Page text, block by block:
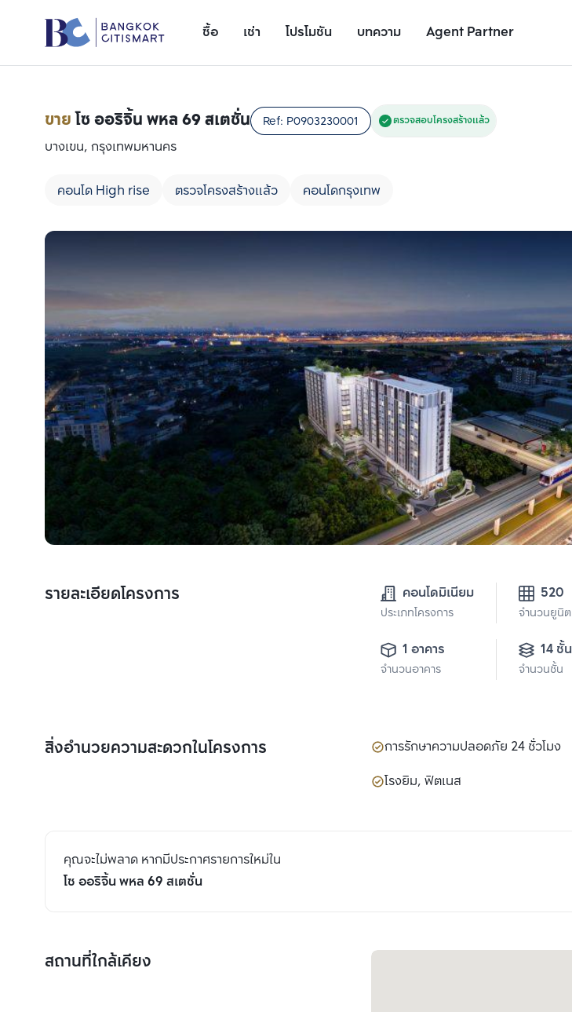
ซื้อ เช่า โปรโมชัน บทความ Agent Partner
รายละเอียดโครงการ
ขายโซ ออริจิ้น พหล 69 สเตชั่น Ref: P0903230001 ตรวจสอบโครงสร้างแล้ว
บางเขน, กรุงเทพมหานคร
คอนโด High rise ตรวจโครงสร้างแล้ว คอนโดกรุงเทพ
รายละเอียดโครงการ คอนโดมิเนียม
ประเภทโครงการ
520
จำนวนยูนิต
1 อาคาร
จำนวนอาคาร
14 ชั้น
จำนวนชั้น
สิ่งอำนวยความสะดวกในโครงการ การรักษาความปลอดภัย 24 ชั่วโมง
โรงยิม, ฟิตเนส
คุณจะไม่พลาด หากมีประกาศรายการใหม่ใน
โซ ออริจิ้น พหล 69 สเตชั่น
สถานที่ใกล้เคียง